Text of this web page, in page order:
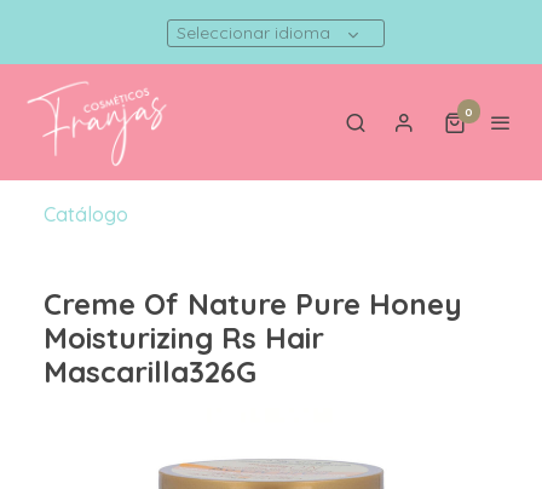
Seleccionar idioma
0
Catálogo
Creme Of Nature Pure Honey
Moisturizing Rs Hair
Mascarilla326G